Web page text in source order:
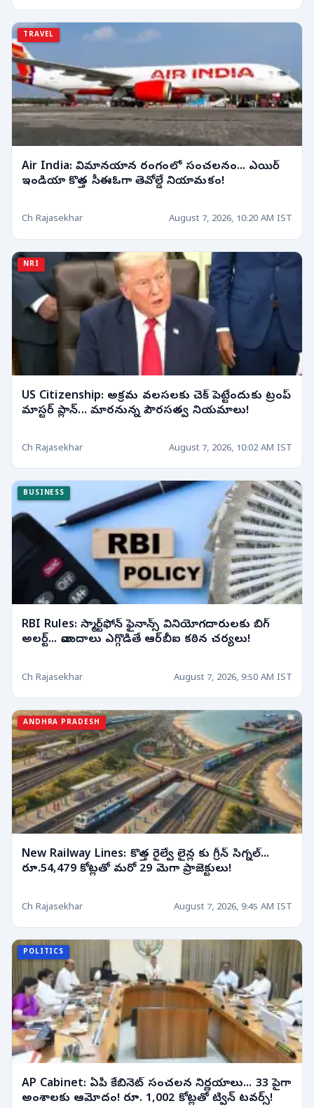
TRAVEL
Air India: విమానయాన రంగంలో సంచలనం... ఎయిర్
ఇండియా కొత్త సీఈఓగా తెవోల్డే నియామకం!
Ch Rajasekhar August 7, 2026, 10:20 AM IST
NRI
US Citizenship: అక్రమ వలసలకు చెక్ పెట్టేందుకు ట్రంప్
మాస్టర్ ప్లాన్... మారనున్న పౌరసత్వ నియమాలు!
Ch Rajasekhar August 7, 2026, 10:02 AM IST
BUSINESS
RBI Rules: స్మార్ట్‌ఫోన్ ఫైనాన్స్ వినియోగదారులకు బిగ్
అలర్ట్... వాయిదాలు ఎగ్గొడితే ఆర్‌బీఐ కఠిన చర్యలు!
Ch Rajasekhar August 7, 2026, 9:50 AM IST
ANDHRA PRADESH
New Railway Lines: కొత్త రైల్వే లైన్ల కు గ్రీన్ సిగ్నల్...
రూ.54,479 కోట్లతో మరో 29 మెగా ప్రాజెక్టులు!
Ch Rajasekhar August 7, 2026, 9:45 AM IST
POLITICS
AP Cabinet: ఏపీ కేబినెట్ సంచలన నిర్ణయాలు... 33 పైగా
అంశాలకు ఆమోదం! రూ. 1,002 కోట్లతో ట్విన్ టవర్స్!